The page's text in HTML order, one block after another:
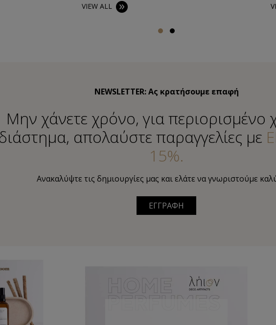
VIEW ALL
NEWSLETTER: Ας κρατήσουμε επαφή
Μην χάνετε χρόνο, για περιορισμένο
απολαύστε παραγγελίες με
15%.
Ανακαλύψτε τις δημιουργίες μας και ελάτε να γνωριστούμε
ΕΓΓΡΑΦΗ